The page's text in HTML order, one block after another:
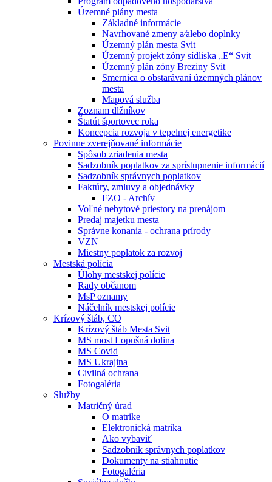
Územné plány mesta
Základné informácie
Navrhované zmeny a⁄alebo doplnky
Územný plán mesta Svit
Územný projekt zóny sídliska „E“ Svit
Územný plán zóny Breziny Svit
Smernica o obstarávaní územných plánov
mesta
Mapová služba
Zoznam dlžníkov
Štatút športovec roka
Koncepcia rozvoja v tepelnej energetike
Povinne zverejňované informácie
Spôsob zriadenia mesta
Sadzobník poplatkov za sprístupnenie informácií
Sadzobník správnych poplatkov
Faktúry, zmluvy a objednávky
FZO - Archív
Voľné nebytové priestory na prenájom
Predaj majetku mesta
Správne konania - ochrana prírody
VZN
Miestny poplatok za rozvoj
Mestská polícia
Úlohy mestskej polície
Rady občanom
MsP oznamy
Náčelník mestskej polície
Krízový štáb, CO
Krízový štáb Mesta Svit
MS most Lopušná dolina
MS Covid
MS Ukrajina
Civilná ochrana
Fotogaléria
Služby
Matričný úrad
O matrike
Elektronická matrika
Ako vybaviť
Sadzobník správnych poplatkov
Dokumenty na stiahnutie
Fotogaléria